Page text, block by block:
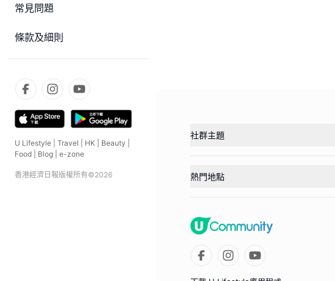
常見問題
條款及細則
U Lifestyle Travel HK Beauty
Food
Blog e-zone
香港經濟日報版權所有©2026
社群主題
熱門地點